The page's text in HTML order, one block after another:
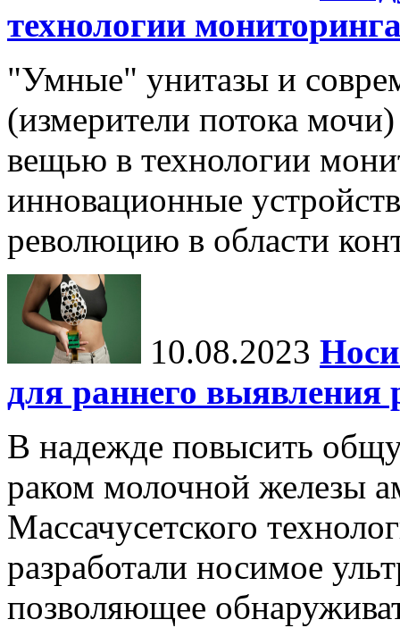
технологии
"Умные" унитазы и
(измерители потока
вещью в технологии
инновационные
революцию в области
10.08.2023
для раннего выявления
В надежде повысить
раком молочной железы
Массачусетского
разработали носимое
позволяющее